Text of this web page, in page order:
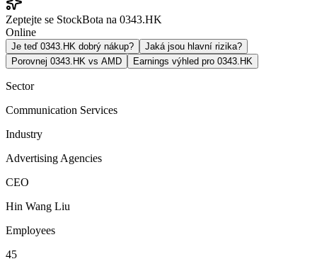
Zeptejte se StockBota na 0343.HK
Online
Je teď 0343.HK dobrý nákup?
Jaká jsou hlavní rizika?
Porovnej 0343.HK vs AMD
Earnings výhled pro 0343.HK
Sector
Communication Services
Industry
Advertising Agencies
CEO
Hin Wang Liu
Employees
45